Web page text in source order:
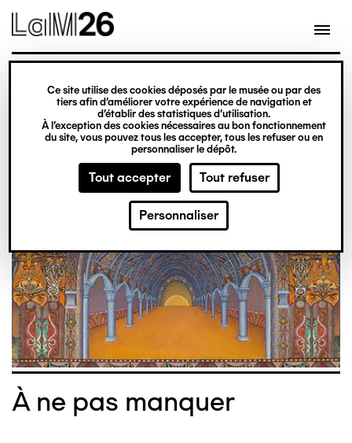
Gestion des cookies
Ce site utilise des cookies déposés par le musée ou par des
tiers afin d’améliorer votre expérience de navigation et
d’établir des statistiques d’utilisation.
À l’exception des cookies nécessaires au bon fonctionnement
du site, vous pouvez tous les accepter, tous les refuser ou en
personnaliser le dépôt.
Tout accepter Tout refuser
Personnaliser
Aller
au
contenu
principal
exposition
Du 20 février 2026
au 31 décembre 2027
Obsession
Billetterie
À ne pas manquer